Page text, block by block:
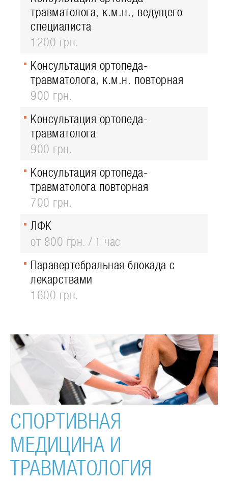
травматолога, к.м.н., ведущего
специалиста
1200 грн.
Консультация ортопеда-
травматолога, к.м.н. повторная
900 грн.
Консультация ортопеда-
травматолога
900 грн.
Консультация ортопеда-
травматолога повторная
700 грн.
ЛФК
от 800 грн.
1 час
Паравертебральная блокада с
лекарствами
1600 грн.
СПОРТИВНАЯ
МЕДИЦИНА И
ТРАВМАТОЛОГИЯ